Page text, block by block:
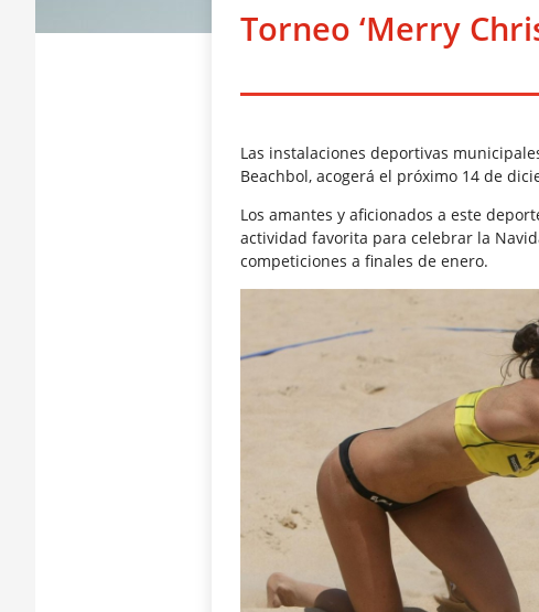
Torneo ‘Merry
Las instalaciones deportivas
Beachbol, acogerá el próximo 14 de
Los amantes y aficionados a este
actividad favorita para celebrar la
competiciones a finales de enero.